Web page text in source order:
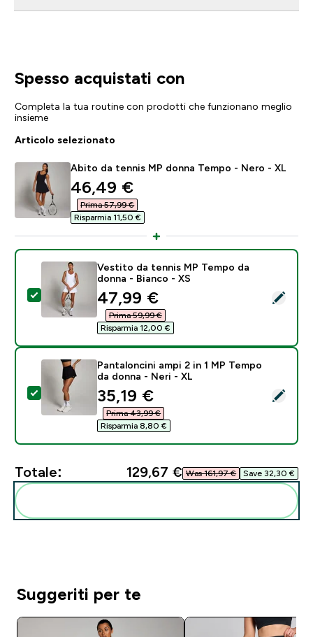
Spesso acquistati con
Completa la tua routine con prodotti che funzionano meglio
insieme
Articolo selezionato
Abito da tennis MP donna Tempo - Nero - XL
discounted price
46,49 €‎
Prima 57,99 €‎
Risparmia 11,50 €‎
Seleziona questo prodotto - Vestito da tennis MP
Vestito da tennis MP Tempo da
donna - Bianco - XS
discounted price
47,99 €‎
Prima 59,99 €‎
Risparmia 12,00 €‎
Seleziona questo prodotto - Pantaloncini ampi 2 in 1
Pantaloncini ampi 2 in 1 MP Tempo
da donna - Neri - XL
discounted price
35,19 €‎
Prima 43,99 €‎
Risparmia 8,80 €‎
Totale: 129,67 €‎ Was 161,97 €‎ Save 32,30 €‎
Suggeriti per te